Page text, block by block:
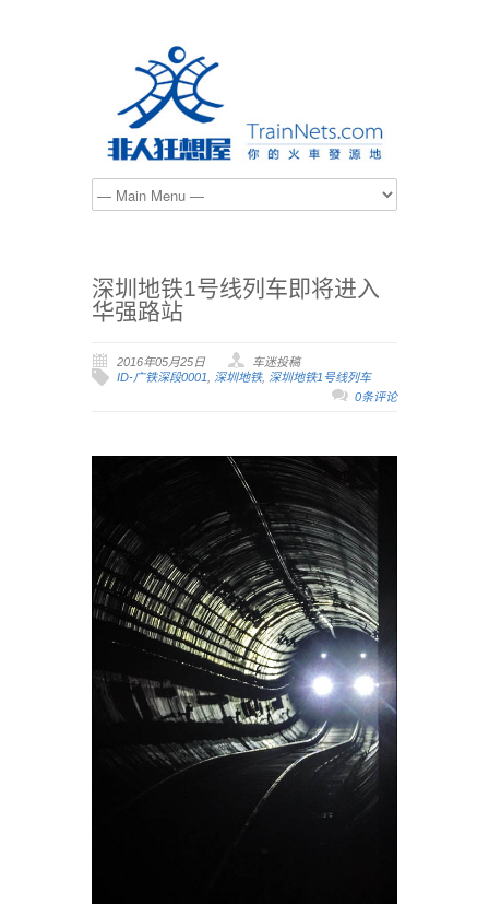
深圳地铁1号线列车即将进入
华强路站
2016年05月25日
车迷投稿
ID-广铁深段0001, 深圳地铁, 深圳地铁1号线列车
0条评论